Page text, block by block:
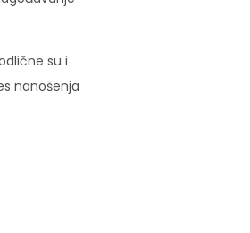
su i
nanošenja